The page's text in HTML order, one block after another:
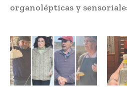
organolépticas y